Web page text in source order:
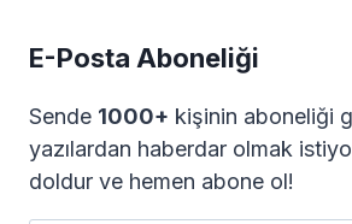
E-Posta Aboneliği
Sende 1000+ kişinin aboneliği
yazılardan haberdar olmak
doldur ve hemen abone ol!